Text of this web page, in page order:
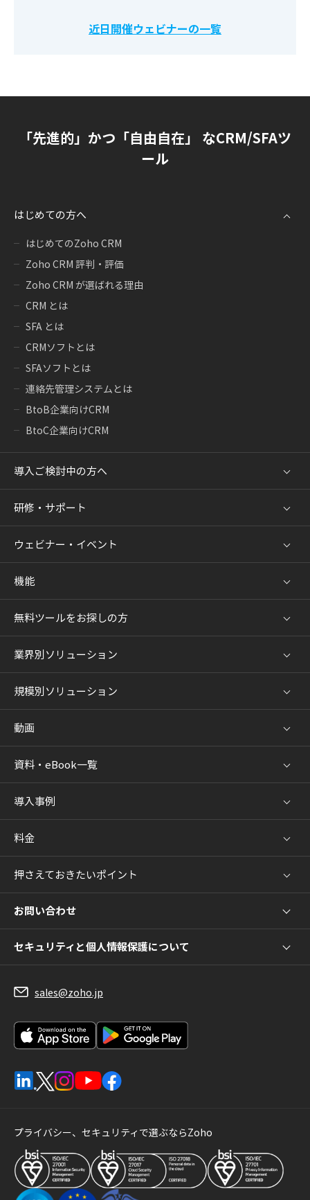
近日開催ウェビナーの一覧
「先進的」かつ「自由自在」 なCRM/SFAツ
ール
はじめての方へ
はじめてのZoho CRM
Zoho CRM 評判・評価
Zoho CRM が選ばれる理由
CRM とは
SFA とは
CRMソフトとは
SFAソフトとは
連絡先管理システムとは
BtoB企業向けCRM
BtoC企業向けCRM
導入ご検討中の方へ
研修・サポート
ウェビナー・イベント
機能
無料ツールをお探しの方
業界別ソリューション
規模別ソリューション
動画
資料・eBook一覧
導入事例
料金
押さえておきたいポイント
お問い合わせ
セキュリティと個人情報保護について
sales@zoho.jp
プライバシー、セキュリティで選ぶならZoho